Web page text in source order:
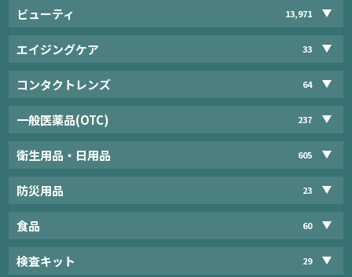
ビューティ 13,971
エイジングケア 33
コンタクトレンズ 64
一般医薬品(OTC) 237
衛生用品・日用品 605
防災用品 23
食品 60
検査キット 29